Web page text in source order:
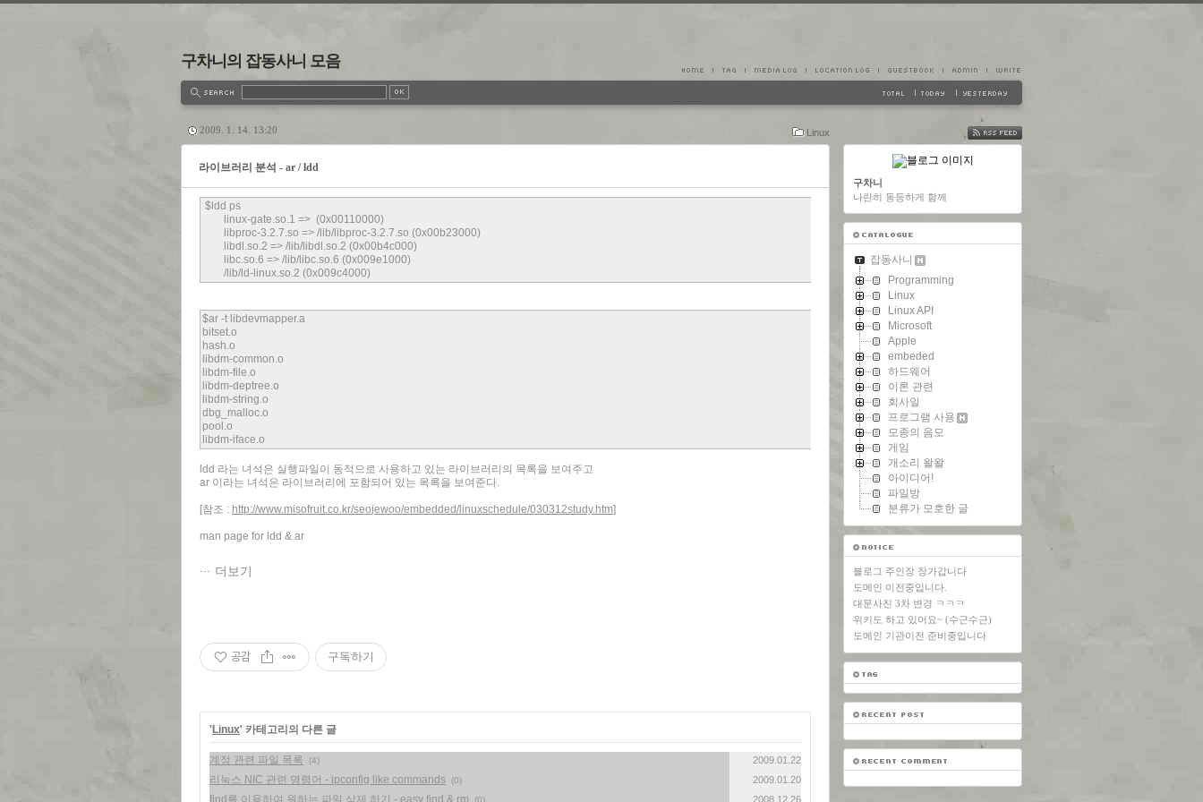
구차니의 잡동사니 모음
Linux
2009. 1. 14. 13:20
라이브러리 분석 - ar / ldd
$ldd ps
linux-gate.so.1 => (0x00110000)
libproc-3.2.7.so => /lib/libproc-3.2.7.so (0x00b23000)
libdl.so.2 => /lib/libdl.so.2 (0x00b4c000)
libc.so.6 => /lib/libc.so.6 (0x009e1000)
/lib/ld-linux.so.2 (0x009c4000)
$ar -t libdevmapper.a
bitset.o
hash.o
libdm-common.o
libdm-file.o
libdm-deptree.o
libdm-string.o
dbg_malloc.o
pool.o
libdm-iface.o
ldd 라는 녀석은 실행파일이 동적으로 사용하고 있는 라이브러리의 목록을 보여주고
ar 이라는 녀석은 라이브러리에 포함되어 있는 목록을 보여준다.
[참조 : http://www.misofruit.co.kr/seojewoo/embedded/linuxschedule/030312study.htm]
man page for ldd & ar
더보기
공감 구독하기
'Linux' 카테고리의 다른 글
계정 관련 파일 목록 (4) 2009.01.22
리눅스 NIC 관련 명령어 - ipconfig like commands (0) 2009.01.20
find를 이용하여 원하는 파일 삭제 하기 - easy find & rm (0) 2008.12.26
FEED
구차니
나란히 동등하게 함께
잡동사니
Programming
Linux
Linux API
Microsoft
Apple
embeded
하드웨어
이론 관련
회사일
프로그램 사용
모종의 음모
게임
개소리 왈왈
아이디어!
파일방
분류가 모호한 글
블로그 주인장 장가갑니다
도메인 이전중입니다.
대문사진 3차 변경 ㅋㅋㅋ
위키도 하고 있어요~ (수근수근)
도메인 기관이전 준비중입니다